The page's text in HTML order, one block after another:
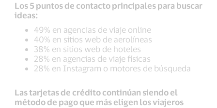
Los 5 puntos de contacto principales para buscar
ideas:
49% en agencias de viaje online
40% en sitios web de aerolíneas
38% en sitios web de hoteles
28% en agencias de viaje físicas
28% en Instagram o motores de búsqueda
Las tarjetas de crédito continúan siendo el
método de pago que más eligen los viajeros